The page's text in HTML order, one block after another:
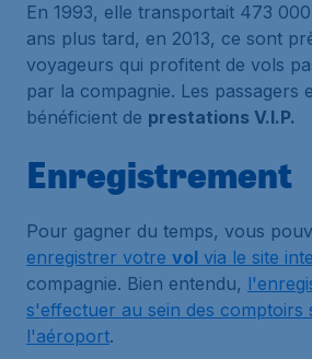
En 1993, elle transportait 473
ans plus tard, en 2013, ce sont
voyageurs qui profitent de vols
par la compagnie. Les passagers
bénéficient de prestations V.I.P.
Enregistrement
Pour gagner du temps, vous
enregistrer votre vol via le site
compagnie. Bien entendu,
s'effectuer au sein des comptoirs
l'aéroport.